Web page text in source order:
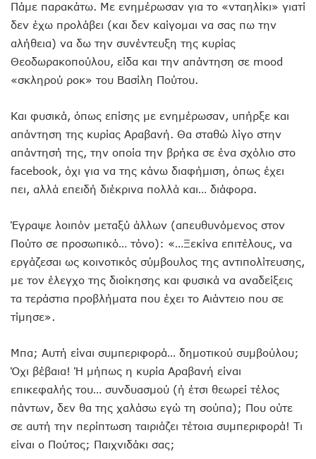
Πάμε παρακάτω. Με ενημέρωσαν για το «νταηλίκι» γιατί
δεν έχω προλάβει (και δεν καίγομαι να σας πω την
αλήθεια) να δω την συνέντευξη της κυρίας
Θεοδωρακοπούλου, είδα και την απάντηση σε mood
«σκληρού ροκ» του Βασίλη Πούτου.
Και φυσικά, όπως επίσης με ενημέρωσαν, υπήρξε και
απάντηση της κυρίας Αραβανή. Θα σταθώ λίγο στην
απάντησή της, την οποία την βρήκα σε ένα σχόλιο στο
facebook, όχι για να της κάνω διαφήμιση, όπως έχει
πει, αλλά επειδή διέκρινα πολλά και… διάφορα.
Έγραψε λοιπόν μεταξύ άλλων (απευθυνόμενος στον
Πούτο σε προσωπικό… τόνο): «…Ξεκίνα επιτέλους, να
εργάζεσαι ως κοινοτικός σύμβουλος της αντιπολίτευσης,
με τον έλεγχο της διοίκησης και φυσικά να αναδείξεις
τα τεράστια προβλήματα που έχει το Αιάντειο που σε
τίμησε».
Μπα; Αυτή είναι συμπεριφορά… δημοτικού συμβούλου;
Όχι βέβαια! Ή μήπως η κυρία Αραβανή είναι
επικεφαλής του… συνδυασμού (ή έτσι θεωρεί τέλος
πάντων, δεν θα της χαλάσω εγώ τη σούπα); Που ούτε
σε αυτή την περίπτωση ταιριάζει τέτοια συμπεριφορά! Τι
είναι ο Πούτος; Παιχνιδάκι σας;